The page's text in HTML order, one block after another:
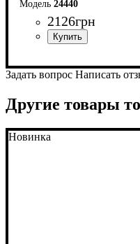
24440
2126грн
Ширина: 100 см
Задать вопрос Написать
Другие товары
Новинка